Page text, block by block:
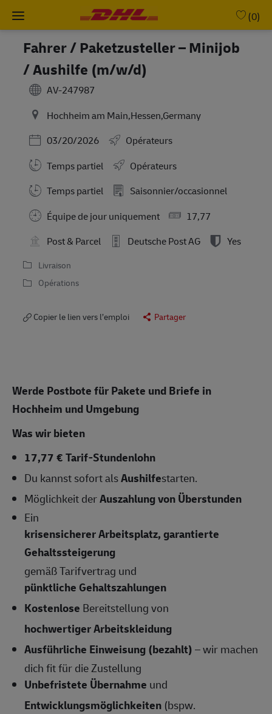
(0)
Fahrer / Paketzusteller – Minijob
/ Aushilfe (m/w/d)
AV-247987
Hochheim am Main,Hessen,Germany
Posted Date
03/20/2026
Opérateurs
Temps partiel
Opérateurs
Working Hours
Temps partiel
Saisonnier/occasionnel
Équipe de jour uniquement
17,77
Post & Parcel
Deutsche Post AG Yes
Livraison
Opérations
Copier le lien vers l’emploi Partager
Werde Postbote für Pakete und Briefe in
Hochheim und Umgebung
Was wir bieten
17,77 € Tarif-Stundenlohn
Du kannst sofort alsAushilfestarten.
Möglichkeit derAuszahlung von Überstunden
Ein
krisensicherer Arbeitsplatz, garantierte
Gehaltssteigerung
gemäß Tarifvertrag und
pünktliche Gehaltszahlungen
Kostenlose Bereitstellung von
hochwertiger Arbeitskleidung
Ausführliche Einweisung (bezahlt)– wir machen
dich fit für die Zustellung
Unbefristete Übernahme und
Entwicklungsmöglichkeiten (bspw.